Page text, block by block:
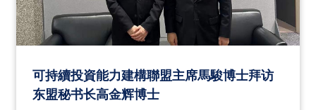
可持續投資能力建構聯盟主席馬駿博士拜访
东盟秘书长高金辉博士